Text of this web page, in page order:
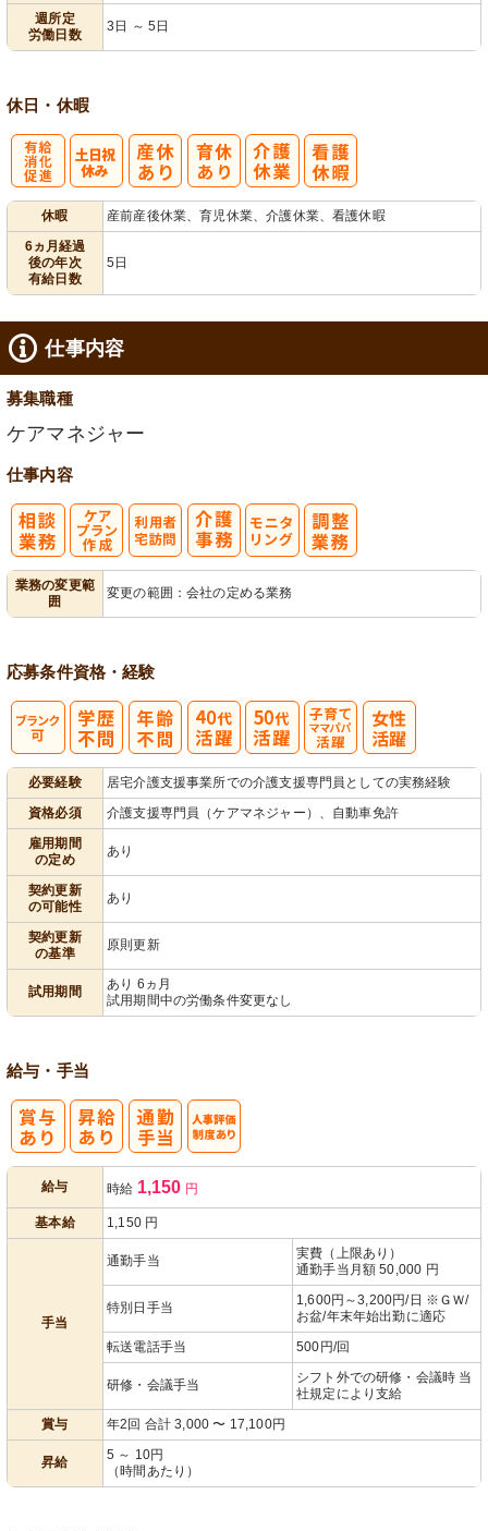
週所定
労働日数
3日 ～ 5日
休日・休暇
休暇
産前産後休業、育児休業、介護休業、看護休暇
6ヵ月経過
後の年次
有給日数
5日
仕事内容
募集職種
ケアマネジャー
仕事内容
業務の変更範
囲
変更の範囲：会社の定める業務
応募条件資格・経験
必要経験
居宅介護支援事業所での介護支援専門員としての実務経験
資格必須
介護支援専門員（ケアマネジャー）、自動車免許
雇用期間
の定め
あり
契約更新
の可能性
あり
契約更新
の基準
原則更新
試用期間
あり 6ヵ月
試用期間中の労働条件変更なし
給与・手当
給与 時給 1,150 円
基本給 1,150円
手当
通勤手当
実費（上限あり）
通勤手当月額 50,000 円
特別日手当
1,600円～3,200円/日 ※ＧＷ/
お盆/年末年始出勤に適応
転送電話手当
500円/回
研修・会議手当
シフト外での研修・会議時 当
社規定により支給
賞与
年2回 合計 3,000 〜 17,100円
昇給
5 ～ 10円
（時間あたり）